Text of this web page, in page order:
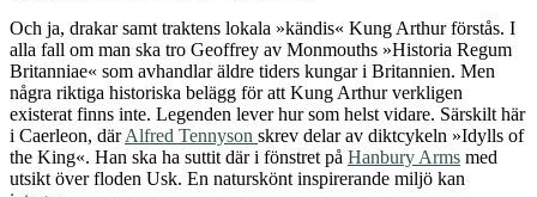
Och ja, drakar samt traktens lokala »kändis« Kung Arthur förstås. I
alla fall om man ska tro Geoffrey av Monmouths »Historia Regum
Britanniae« som avhandlar äldre tiders kungar i Britannien. Men
några riktiga historiska belägg för att Kung Arthur verkligen
existerat finns inte. Legenden lever hur som helst vidare. Särskilt här
i Caerleon, därAlfred Tennyson skrev delar av diktcykeln »Idylls of
the King«. Han ska ha suttit där i fönstret på Hanbury Arms med
utsikt över floden Usk. En naturskönt inspirerande miljö kan